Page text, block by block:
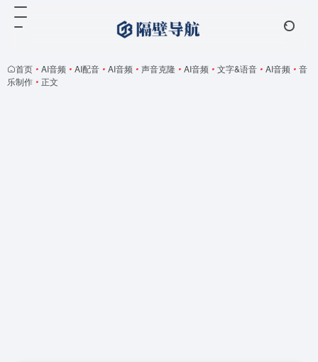
首页 • AI音频 • AI配音 • AI音频 • 声音克隆 • AI音频 • 文字&语音 • AI音频 • 音
乐制作 • 正文